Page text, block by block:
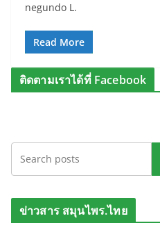
negundo L.
Read More
ติดตามเราได้ที่ Facebook
ข่าวสาร สมุนไพร.ไทย